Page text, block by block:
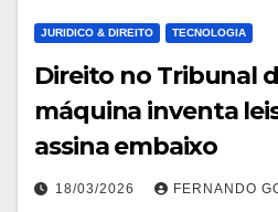
JURIDICO & DIREITO TECNOLOGIA
Direito no Tribunal
máquina inventa
assina embaixo
18/03/2026 FERNANDO